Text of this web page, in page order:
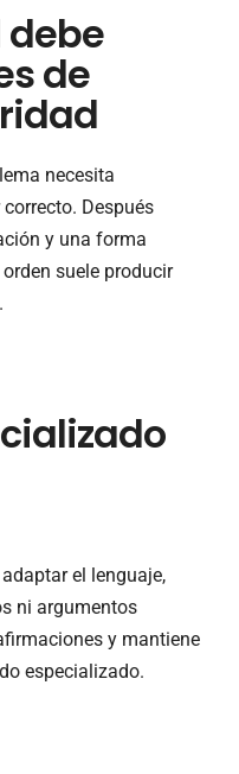
de
necesita
Después
y una forma
suele producir
el lenguaje,
ni argumentos
y mantiene
especializado.